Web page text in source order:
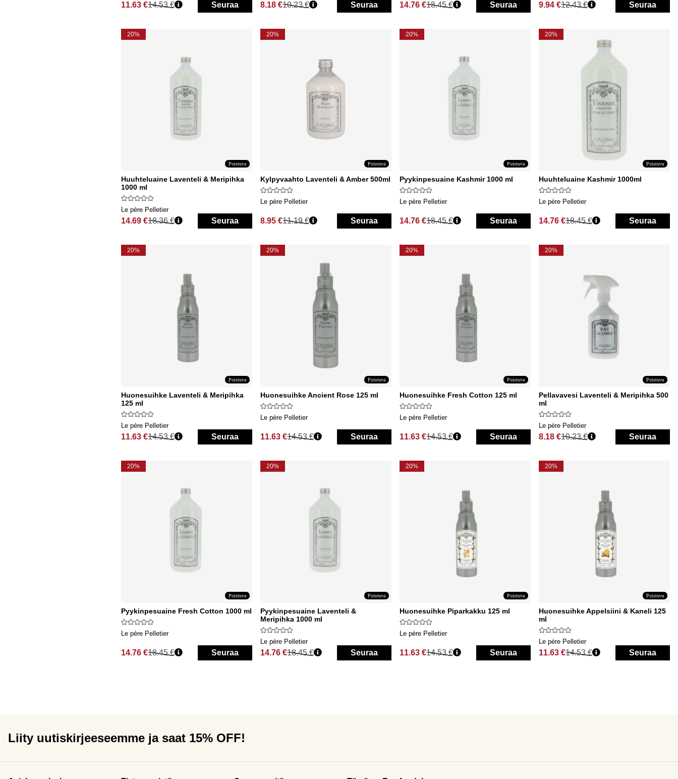
11.63 €
Normaali hinta
14.53 € Seuraa 8.18 €
Normaali hinta
10.23 € Seuraa 14.76 €
Normaali hinta
18.45 € Seuraa 9.94 €
Normaali hinta
12.43 € Seuraa
20%
Poistuva
Huuhteluaine Laventeli & Meripihka
1000 ml
Le père Pelletier
14.69 €
Normaali hinta
18.36 € Seuraa
20%
Poistuva
Kylpyvaahto Laventeli & Amber 500ml
Le père Pelletier
8.95 €
Normaali hinta
11.19 € Seuraa
20%
Poistuva
Pyykinpesuaine Kashmir 1000 ml
Le père Pelletier
14.76 €
Normaali hinta
18.45 € Seuraa
20%
Poistuva
Huuhteluaine Kashmir 1000ml
Le père Pelletier
14.76 €
Normaali hinta
18.45 € Seuraa
20%
Poistuva
Huonesuihke Laventeli & Meripihka
125 ml
Le père Pelletier
11.63 €
Normaali hinta
14.53 € Seuraa
20%
Poistuva
Huonesuihke Ancient Rose 125 ml
Le père Pelletier
11.63 €
Normaali hinta
14.53 € Seuraa
20%
Poistuva
Huonesuihke Fresh Cotton 125 ml
Le père Pelletier
11.63 €
Normaali hinta
14.53 € Seuraa
20%
Poistuva
Pellavavesi Laventeli & Meripihka 500
ml
Le père Pelletier
8.18 €
Normaali hinta
10.23 € Seuraa
20%
Poistuva
Pyykinpesuaine Fresh Cotton 1000 ml
Le père Pelletier
14.76 €
Normaali hinta
18.45 € Seuraa
20%
Poistuva
Pyykinpesuaine Laventeli &
Meripihka 1000 ml
Le père Pelletier
14.76 €
Normaali hinta
18.45 € Seuraa
20%
Poistuva
Huonesuihke Piparkakku 125 ml
Le père Pelletier
11.63 €
Normaali hinta
14.53 € Seuraa
20%
Poistuva
Huonesuihke Appelsiini & Kaneli 125
ml
Le père Pelletier
11.63 €
Normaali hinta
14.53 € Seuraa
Liity uutiskirjeeseemme ja saat 15% OFF!